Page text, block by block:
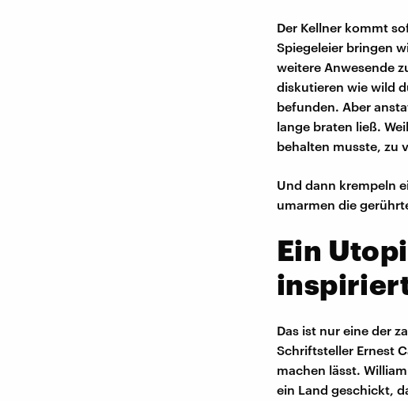
Der Kellner kommt
Spiegeleier bringen
weitere Anwesende
diskutieren wie wild
befunden. Aber
lange braten ließ.
behalten musste, zu
Und dann krempeln
umarmen die
Ein
Das ist nur eine der
Schriftsteller Ernest
machen lässt.
ein Land geschickt,